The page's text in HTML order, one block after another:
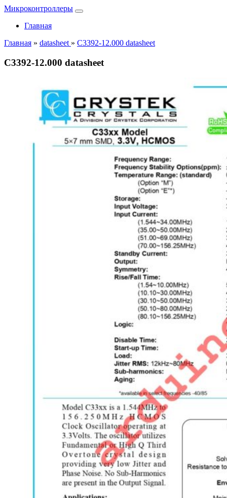
Микроконтроллеры
Главная
Главная » datasheet » C3392-12.000 datasheet
C3392-12.000 datasheet